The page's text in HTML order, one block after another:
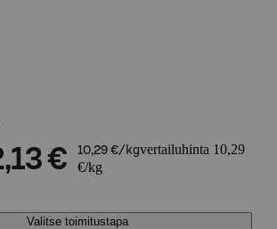
€ 10,29 €/kgvertailuhinta 10,29
€/kg
Valitse toimitustapa